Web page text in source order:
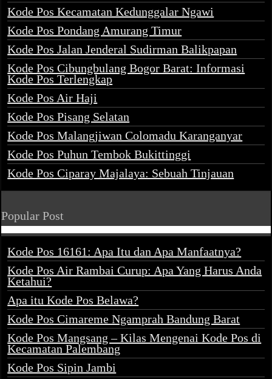
Kode Pos Kecamatan Kedunggalar Ngawi
Kode Pos Pondang Amurang Timur
Kode Pos Jalan Jenderal Sudirman Balikpapan
Kode Pos Cibungbulang Bogor Barat: Informasi
Kode Pos Terlengkap
Kode Pos Air Haji
Kode Pos Pisang Selatan
Kode Pos Malangjiwan Colomadu Karanganyar
Kode Pos Puhun Tembok Bukittinggi
Kode Pos Ciparay Majalaya: Sebuah Tinjauan
Popular Post
Kode Pos 16161: Apa Itu dan Apa Manfaatnya?
Kode Pos Air Rambai Curup: Apa Yang Harus Anda
Ketahui?
Apa itu Kode Pos Belawa?
Kode Pos Cimareme Ngamprah Bandung Barat
Kode Pos Mangsang – Kilas Mengenai Kode Pos di
Kecamatan Palembang
Kode Pos Sipin Jambi